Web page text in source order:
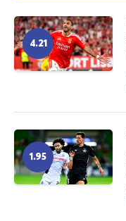
4.21
1.95